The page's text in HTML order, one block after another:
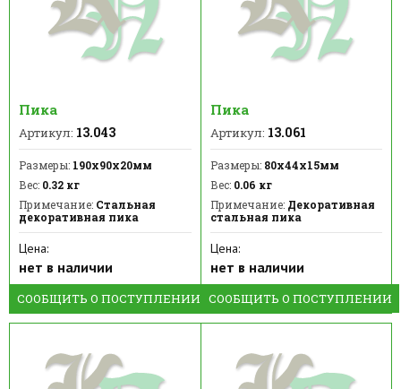
Пика
Артикул: 13.043
Размеры: 190х90х20мм
Вес: 0.32 кг
Примечание: Стальная
декоративная пика
Цена:
нет в наличии
СООБЩИТЬ О ПОСТУПЛЕНИИ
Пика
Артикул: 13.061
Размеры:80х44х15мм
Вес:0.06 кг
Примечание:Декоративная
стальная пика
Цена:
нет в наличии
СООБЩИТЬ О ПОСТУПЛЕНИИ